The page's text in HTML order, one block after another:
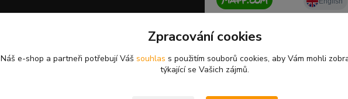
Zpracování cookies
Náš e-shop a partneři potřebují Váš souhlas s použitím souborů cookies, aby Vám mohli
týkající se Vašich zájmů.